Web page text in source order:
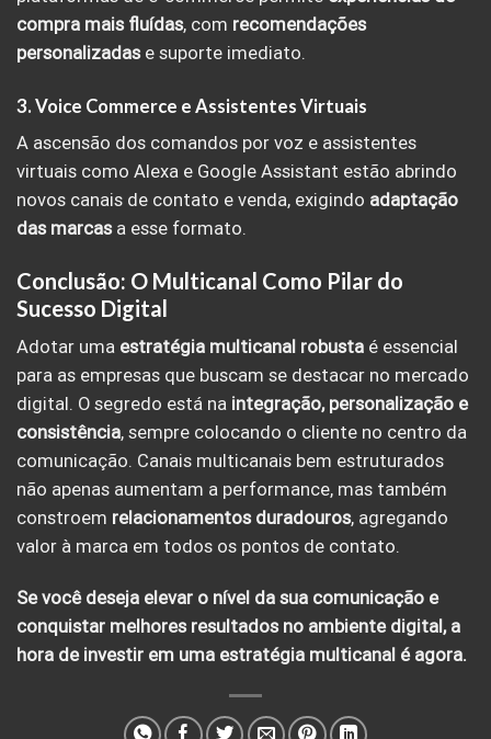
compra mais fluídas, com recomendações
personalizadase suporte imediato.
3. Voice Commerce e Assistentes Virtuais
A ascensão dos comandos por voz e assistentes
virtuais como Alexa e Google Assistant estão abrindo
novos canais de contato e venda, exigindo adaptação
das marcasa esse formato.
Conclusão: O Multicanal Como Pilar do
Sucesso Digital
Adotar uma estratégia multicanal robusta é essencial
para as empresas que buscam se destacar no mercado
digital. O segredo está na integração, personalização e
consistência, sempre colocando o cliente no centro da
comunicação. Canais multicanais bem estruturados
não apenas aumentam a performance, mas também
constroem relacionamentos duradouros, agregando
valor à marca em todos os pontos de contato.
Se você deseja elevar o nível da sua comunicação e
conquistar melhores resultados no ambiente digital, a
hora de investir em uma estratégia multicanal é agora.